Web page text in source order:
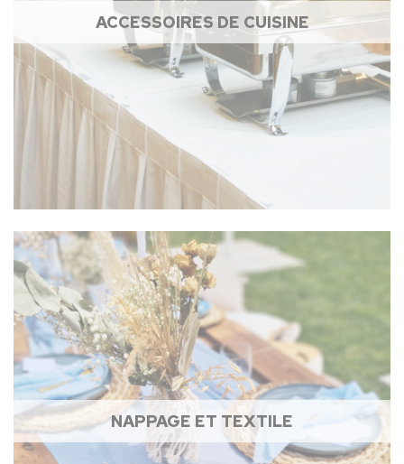
ACCESSOIRES DE CUISINE
NAPPAGE ET TEXTILE